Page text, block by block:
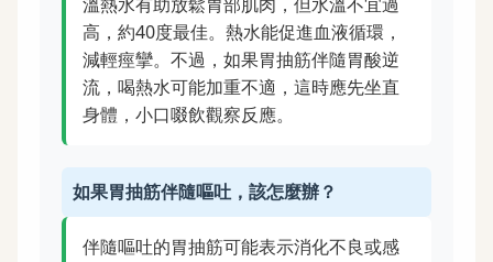
高，約40度最佳。熱水能促進血液循環，
減輕痙攣。不過，如果胃抽筋伴隨胃酸逆
流，喝熱水可能加重不適，這時應先坐直
身體，小口啜飲觀察反應。
如果胃抽筋伴隨嘔吐，該怎麼辦？
伴隨嘔吐的胃抽筋可能表示消化不良或感